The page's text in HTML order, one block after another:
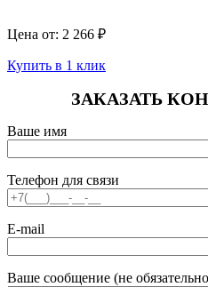
Цена от: 2 266 ₽
Купить в 1 клик
ЗАКАЗАТЬ
Ваше имя
Телефон для связи
E-mail
Ваше сообщение (не